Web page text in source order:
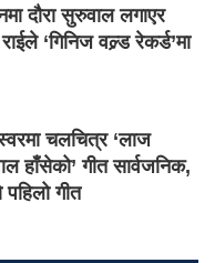
दौरा सुरुवाल लगाएर
‘गिनिज वल्र्ड रेकर्ड’मा
चलचित्र ‘लाज
हाँसेको’ गीत सार्वजनिक,
गीत